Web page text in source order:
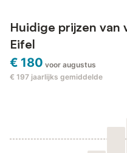
Huidige prijzen van
Eifel
€ 180 voor augustus
€ 197 jaarlijks gemiddelde